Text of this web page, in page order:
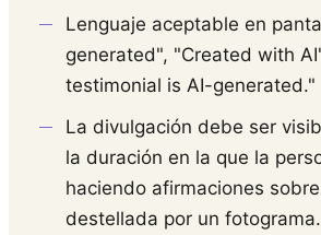
Lenguaje aceptable en
generated", "Created with
testimonial is AI-generated."
La divulgación debe ser
la duración en la que la
haciendo afirmaciones
destellada por un fotograma.